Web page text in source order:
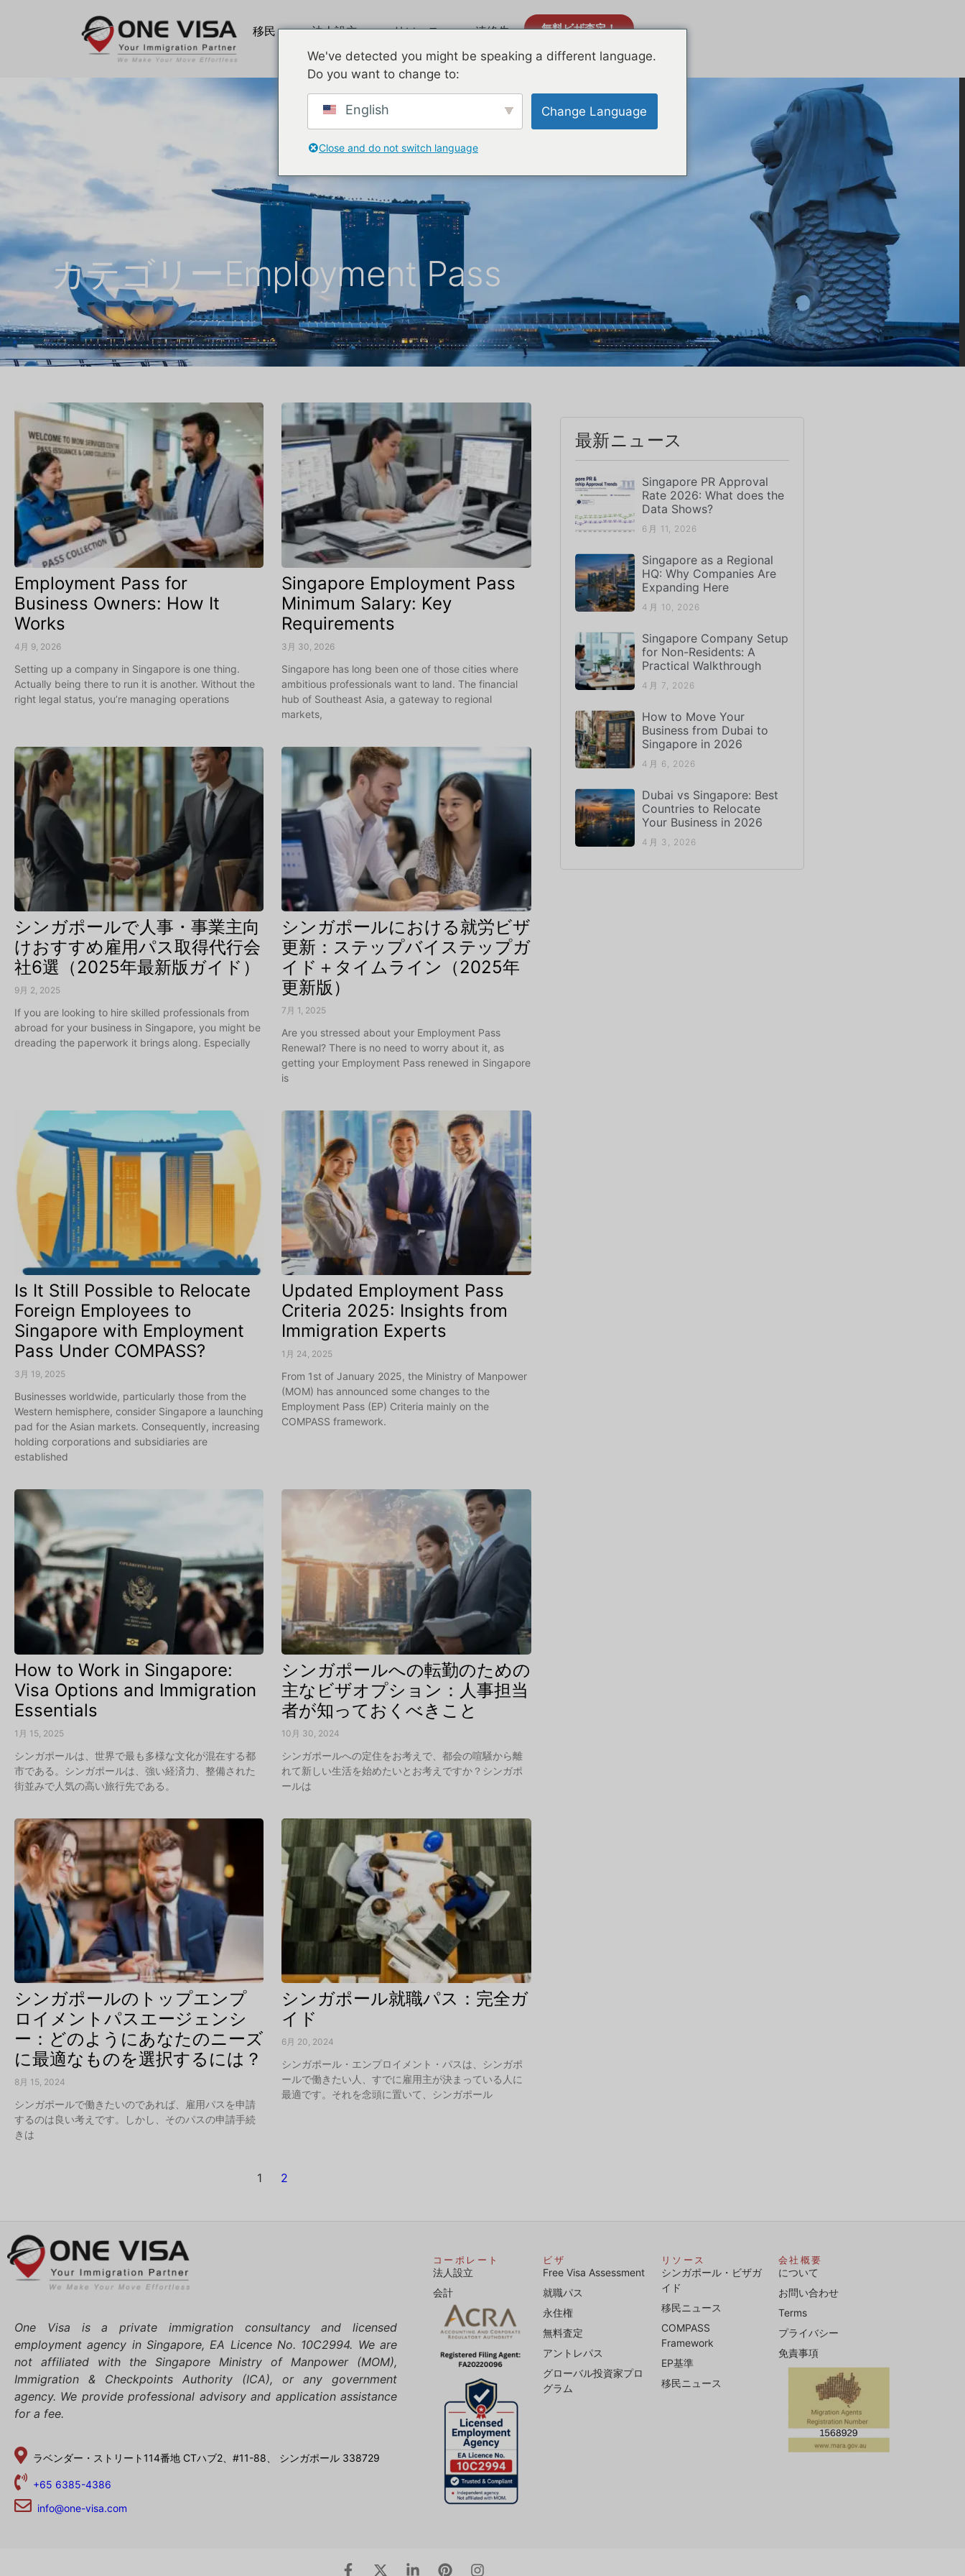
移民 法人設立 リソース 連絡先 無料ビザ査定！
カテゴリーEmployment Pass
Employment Pass for
Business Owners: How It
Works
4月 9, 2026
Setting up a company in Singapore is one thing.
Actually being there to run it is another. Without the
right legal status, you’re managing operations
Singapore Employment Pass
Minimum Salary: Key
Requirements
3月 30, 2026
Singapore has long been one of those cities where
ambitious professionals want to land. The financial
hub of Southeast Asia, a gateway to regional
markets,
シンガポールで人事・事業主向
けおすすめ雇用パス取得代行会
社6選（2025年最新版ガイド）
9月 2, 2025
If you are looking to hire skilled professionals from
abroad for your business in Singapore, you might be
dreading the paperwork it brings along. Especially
シンガポールにおける就労ビザ
更新：ステップバイステップガ
イド＋タイムライン（2025年
更新版）
7月 1, 2025
Are you stressed about your Employment Pass
Renewal? There is no need to worry about it, as
getting your Employment Pass renewed in Singapore
is
Is It Still Possible to Relocate
Foreign Employees to
Singapore with Employment
Pass Under COMPASS?
3月 19, 2025
Businesses worldwide, particularly those from the
Western hemisphere, consider Singapore a launching
pad for the Asian markets. Consequently, increasing
holding corporations and subsidiaries are
established
Updated Employment Pass
Criteria 2025: Insights from
Immigration Experts
1月 24, 2025
From 1st of January 2025, the Ministry of Manpower
(MOM) has announced some changes to the
Employment Pass (EP) Criteria mainly on the
COMPASS framework.
How to Work in Singapore:
Visa Options and Immigration
Essentials
1月 15, 2025
シンガポールは、世界で最も多様な文化が混在する都
市である。シンガポールは、強い経済力、整備された
街並みで人気の高い旅行先である。
シンガポールへの転勤のための
主なビザオプション：人事担当
者が知っておくべきこと
10月 30, 2024
シンガポールへの定住をお考えで、都会の喧騒から離
れて新しい生活を始めたいとお考えですか？シンガポ
ールは
シンガポールのトップエンプ
ロイメントパスエージェンシ
ー：どのようにあなたのニーズ
に最適なものを選択するには？
8月 15, 2024
シンガポールで働きたいのであれば、雇用パスを申請
するのは良い考えです。しかし、そのパスの申請手続
きは
シンガポール就職パス：完全ガ
イド
6月 20, 2024
シンガポール・エンプロイメント・パスは、シンガポ
ールで働きたい人、すでに雇用主が決まっている人に
最適です。それを念頭に置いて、シンガポール
1 2
最新ニュース
Singapore PR Approval
Rate 2026: What does the
Data Shows?
6月 11, 2026
Singapore as a Regional
HQ: Why Companies Are
Expanding Here
4月 10, 2026
Singapore Company Setup
for Non-Residents: A
Practical Walkthrough
4月 7, 2026
How to Move Your
Business from Dubai to
Singapore in 2026
4月 6, 2026
Dubai vs Singapore: Best
Countries to Relocate
Your Business in 2026
4月 3, 2026
One Visa is a private immigration consultancy and licensed
employment agency in Singapore, EA Licence No. 10C2994. We are
not affiliated with the Singapore Ministry of Manpower (MOM),
Immigration & Checkpoints Authority (ICA), or any government
agency. We provide professional advisory and application assistance
for a fee.
ラベンダー・ストリート114番地 CTハブ2、#11-88、 シンガポール 338729
+65 6385-4386
info@one-visa.com
コーポレート
法人設立
会計
ビザ
Free Visa Assessment
就職パス
永住権
無料査定
アントレパス
グローバル投資家プロ
グラム
リソース
シンガポール・ビザガ
イド
移民ニュース
COMPASS
Framework
EP基準
移民ニュース
会社概要
について
お問い合わせ
Terms
プライバシー
免責事項
We've detected you might be speaking a different language.
Do you want to change to:
English Change Language
Close and do not switch language